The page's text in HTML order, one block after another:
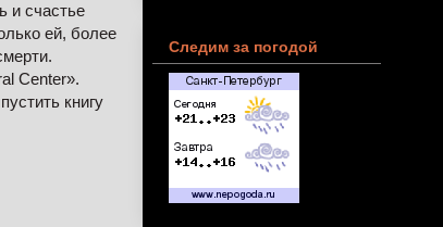
и счастье
ей, более
Center».
книгу
Следим за погодой